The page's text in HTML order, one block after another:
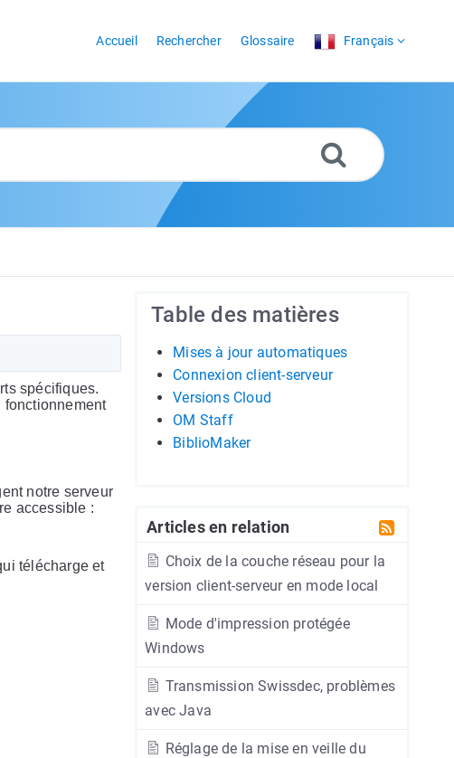
Accueil Rechercher Glossaire Français
Table des matières
Mises à jour automatiques
Connexion client-serveur
Versions Cloud
OM Staff
BiblioMaker
Articles en relation
Choix de la couche réseau pour la
version client-serveur en mode local
Mode d'impression protégée
Windows
Transmission Swissdec, problèmes
avec Java
Réglage de la mise en veille du
spécifiques.
fonctionnement
notre serveur
accessible :
télécharge et